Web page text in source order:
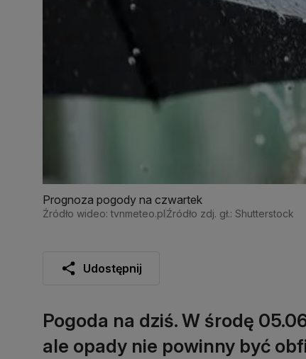
Prognoza pogody na czwartek
Źródło wideo: tvnmeteo.plŹródło zdj. gł.: Shutterstock
Udostępnij
Pogoda na dziś. W środę
ale opady nie powinny być